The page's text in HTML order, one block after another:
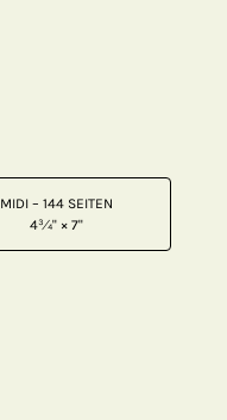
MIDI – 144 SEITEN
4¾" × 7"